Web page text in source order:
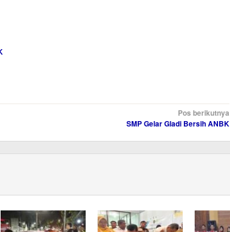
Pos berikutnya
SMP Gelar Gladi Bersih ANBK